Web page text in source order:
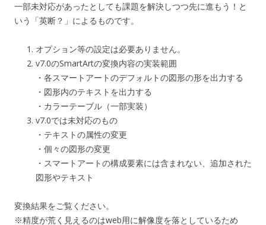
一部未対応があったとしても課題を解決しつつ先に進もう！と
いう「英断？」によるものです。
オプション等の設定は必要ありません。
v7.0のSmartArtの変換内容の実装範囲
・各スマートアートのデフォルトの図形の形を出力する
・図形内のテキストを出力する
・カラーテーブル（一部実装）
v7.0では未対応のもの
・テキストの属性の変更
・個々の図形の変更
・スマートアートの構成要素には含まれない、追加された
図形やテキスト
変換結果をご覧ください。
※精度が荒く見えるのはweb用に解像度を落としているため